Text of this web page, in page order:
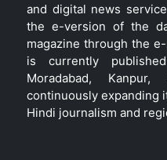
and digital news
the e-version of the
magazine through the
is currently
Moradabad, Kanpur,
continuously expanding
Hindi journalism and